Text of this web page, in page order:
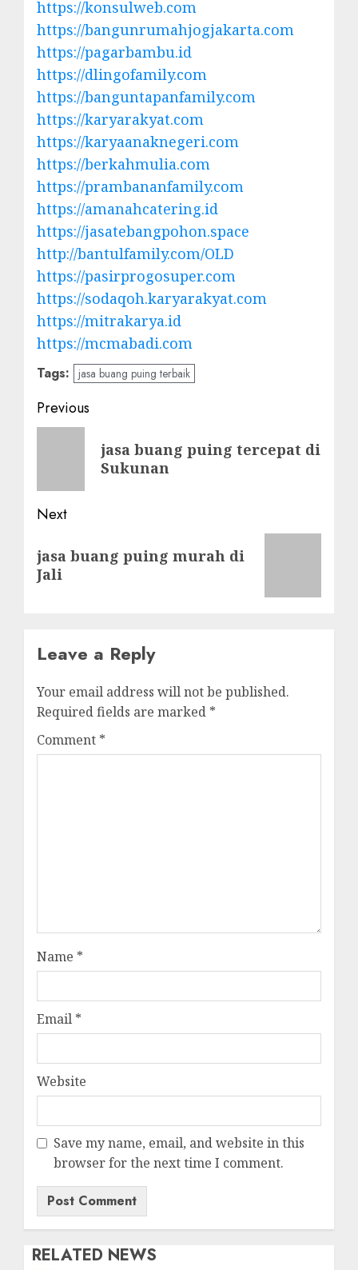
https://konsulweb.com
https://bangunrumahjogjakarta.com
https://pagarbambu.id
https://dlingofamily.com
https://banguntapanfamily.com
https://karyarakyat.com
https://karyaanaknegeri.com
https://berkahmulia.com
https://prambananfamily.com
https://amanahcatering.id
https://jasatebangpohon.space
http://bantulfamily.com/OLD
https://pasirprogosuper.com
https://sodaqoh.karyarakyat.com
https://mitrakarya.id
https://mcmabadi.com
Tags: jasa buang puing terbaik
Post
navigation
Previous
jasa buang puing tercepat di
Sukunan
Next
post:
jasa buang puing murah di
Jali
Leave a Reply
Your email address will not be published.
Required fields are marked *
Comment *
Name *
Email *
Website
Save my name, email, and website in this
browser for the next time I comment.
RELATED NEWS